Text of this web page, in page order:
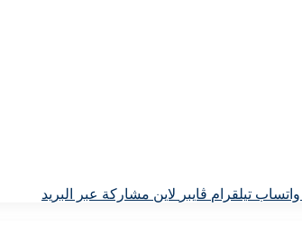
واتساب تيلقرام ڤايبر لاين مشاركة عبر البريد